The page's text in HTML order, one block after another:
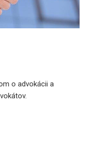
o advokácii a